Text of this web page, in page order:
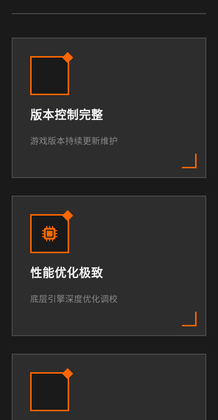
版本控制完整
游戏版本持续更新维护
性能优化极致
底层引擎深度优化调校